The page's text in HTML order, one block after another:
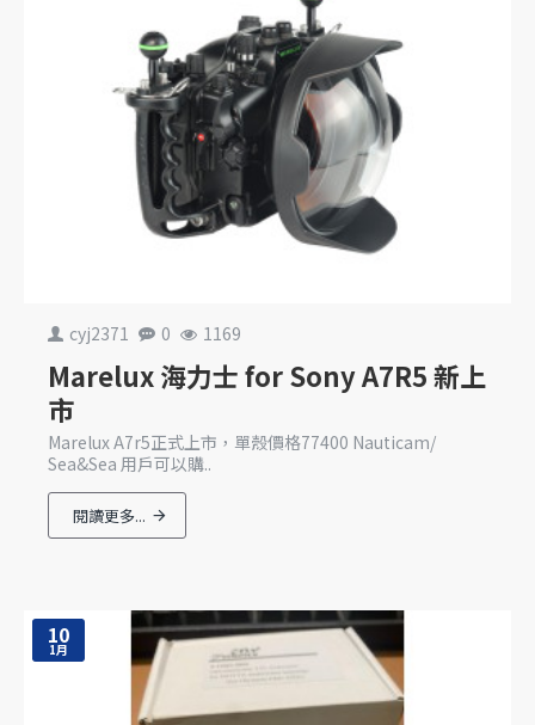
cyj2371 0 1169
Marelux 海力士 for Sony A7R5 新上
市
Marelux A7r5正式上市，單殼價格77400 Nauticam/
Sea&Sea 用戶可以購..
閱讀更多...
10
1月